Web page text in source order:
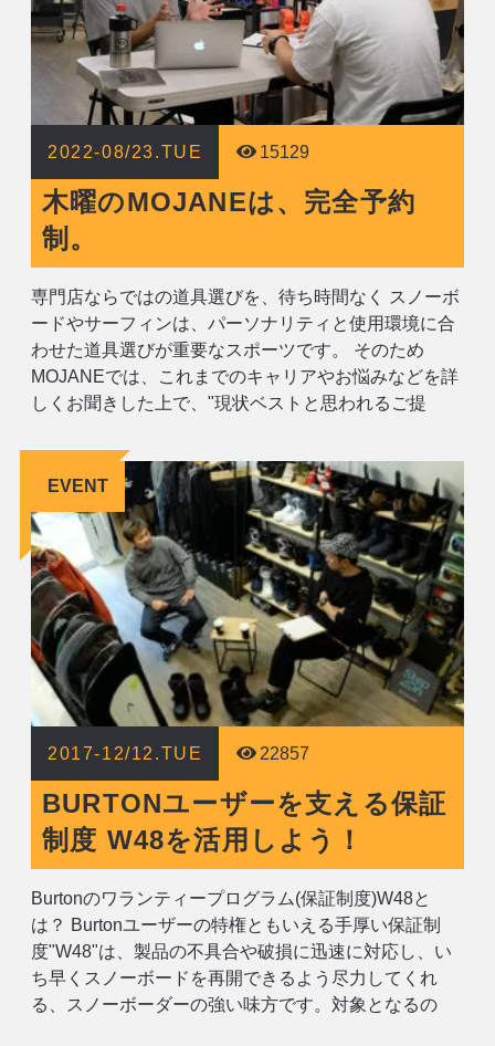
2022-08/23.TUE 15129
木曜のMOJANEは、完全予約
制。
専門店ならではの道具選びを、待ち時間なく スノーボ
ードやサーフィンは、パーソナリティと使用環境に合
わせた道具選びが重要なスポーツです。 そのため
MOJANEでは、これまでのキャリアやお悩みなどを詳
しくお聞きした上で、"現状ベストと思われるご提
ショップなので、お客様のご来店が重なると、狭い店
内でお待たせしたり、改めてご来店いただく
EVENT
2017-12/12.TUE 22857
BURTONユーザーを支える保証
制度 W48を活用しよう！
Burtonのワランティープログラム(保証制度)W48と
は？ Burtonユーザーの特権ともいえる手厚い保証制
度"W48"は、製品の不具合や破損に迅速に対応し、い
ち早くスノーボードを再開できるよう尽力してくれ
る、スノーボーダーの強い味方です。対象となるの